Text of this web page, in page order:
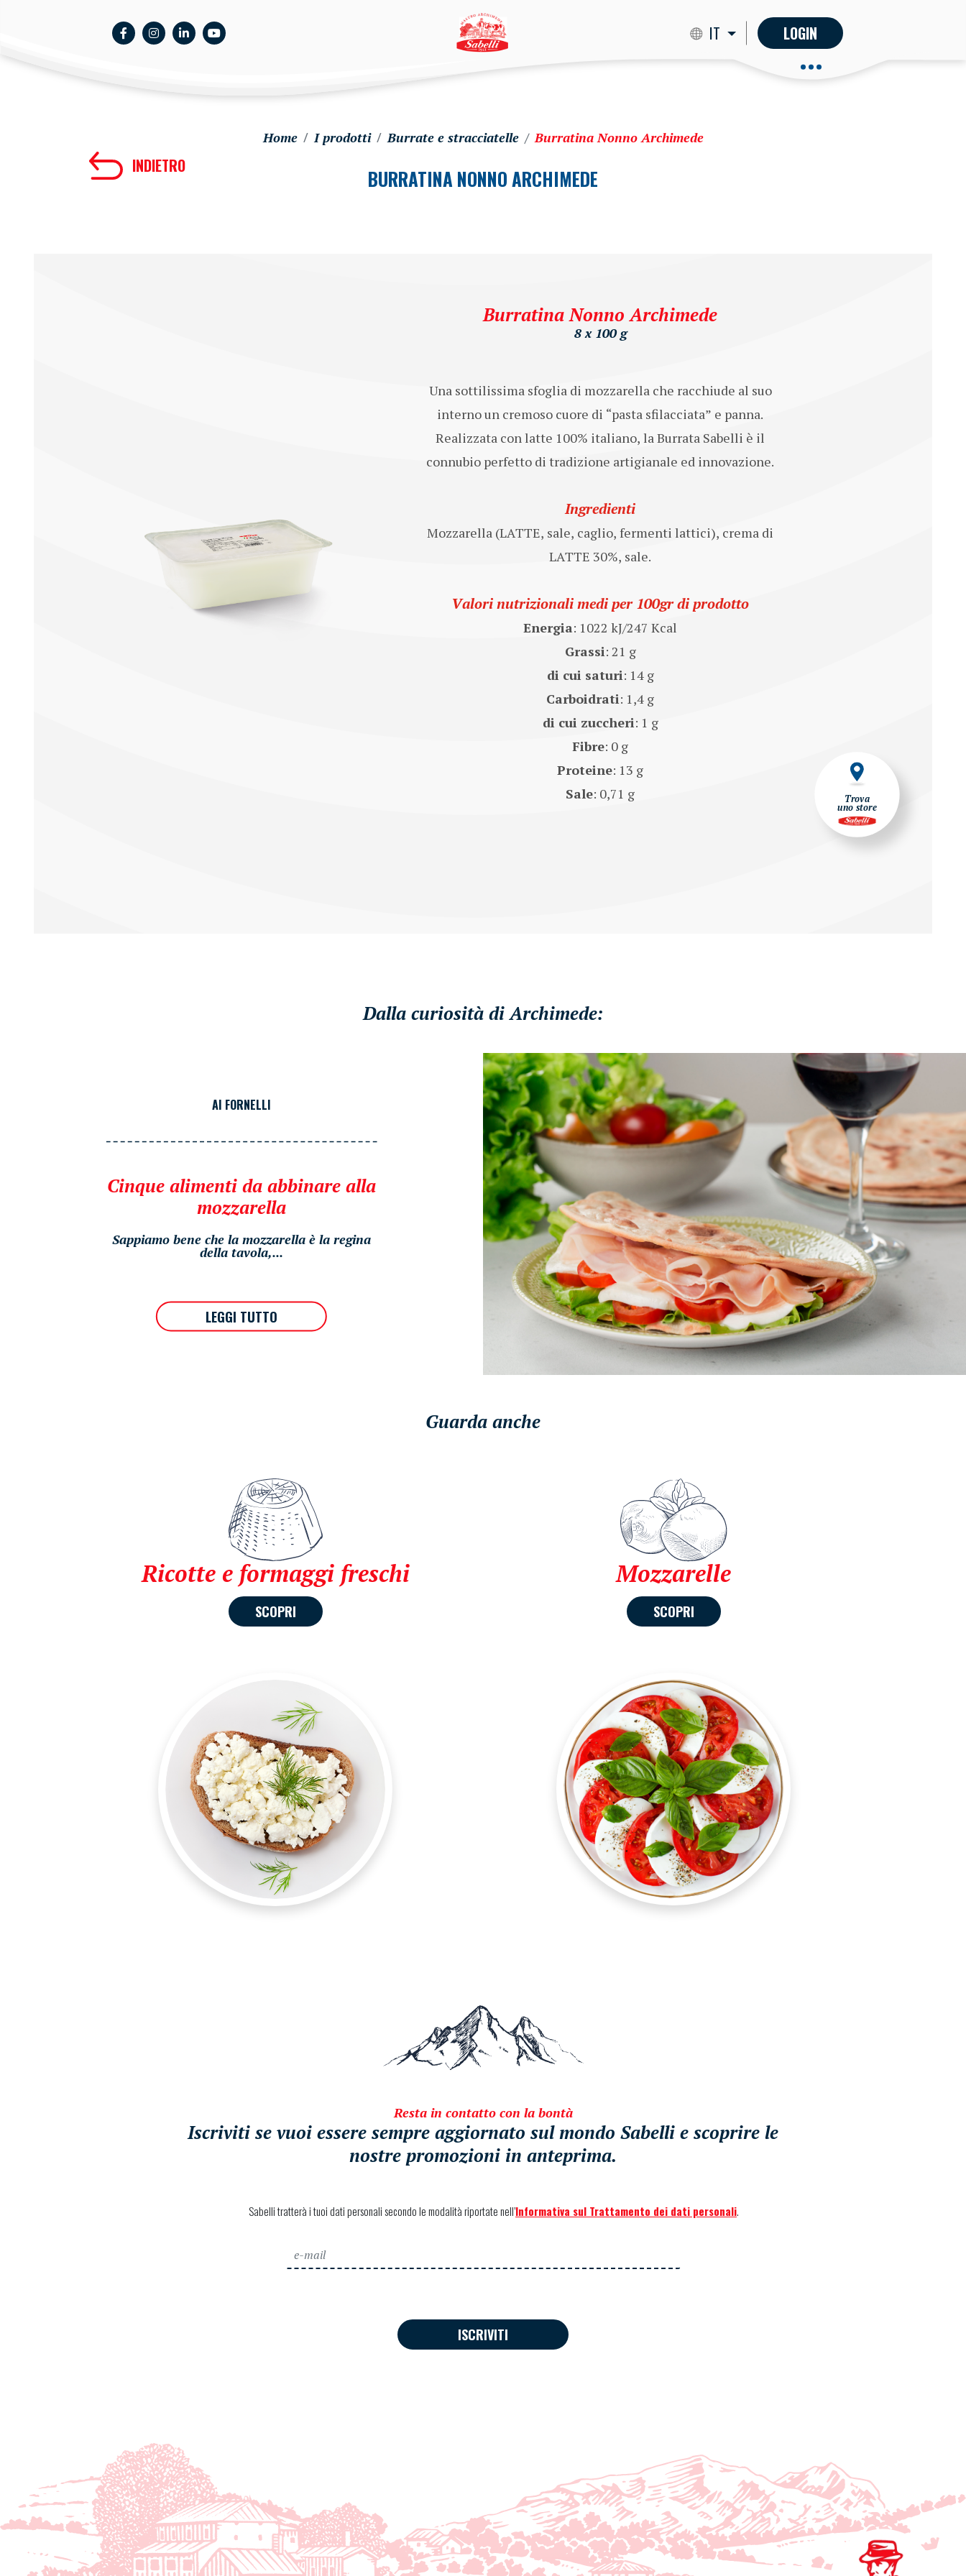
IT LOGIN
Trova
uno store
Home I prodotti Burrate e stracciatelle Burratina Nonno Archimede
INDIETRO BURRATINA NONNO ARCHIMEDE
Burratina Nonno Archimede
8 x 100 g
Una sottilissima sfoglia di mozzarella che racchiude al suo
interno un cremoso cuore di “pasta sfilacciata” e panna.
Realizzata con latte 100% italiano, la Burrata Sabelli è il
connubio perfetto di tradizione artigianale ed innovazione.
Ingredienti
Mozzarella (LATTE, sale, caglio, fermenti lattici), crema di
LATTE 30%, sale.
Valori nutrizionali medi per 100gr di prodotto
Energia: 1022 kJ/247 Kcal
Grassi: 21 g
di cui saturi: 14 g
Carboidrati: 1,4 g
di cui zuccheri: 1 g
Fibre: 0 g
Proteine: 13 g
Sale: 0,71 g
Dalla curiosità di Archimede:
AI FORNELLI
Cinque alimenti da abbinare alla
mozzarella
Sappiamo bene che la mozzarella è la regina
della tavola,...
LEGGI TUTTO
Guarda anche
Ricotte e formaggi freschi
SCOPRI
Mozzarelle
SCOPRI
Resta in contatto con la bontà
Iscriviti se vuoi essere sempre aggiornato sul mondo Sabelli e scoprire le
nostre promozioni in anteprima.
Sabelli tratterà i tuoi dati personali secondo le modalità riportate nell’Informativa sul Trattamento dei dati personali.
ISCRIVITI